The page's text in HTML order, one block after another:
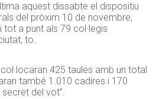
aquest dissabte el dispositiu
del pròxim 10 de novembre,
tot a punt als 79 col·legis
to.
425 taules amb un total
també 1.010 cadires i 170
del vot”.